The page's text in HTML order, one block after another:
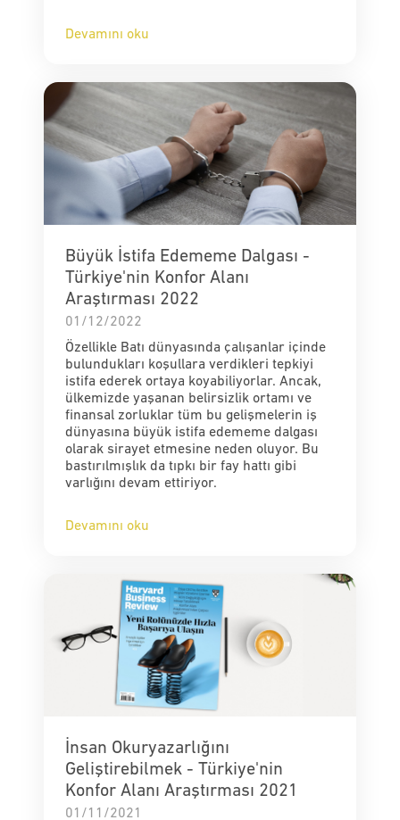
Devamını oku
Büyük İstifa Edememe Dalgası -
Türkiye'nin Konfor Alanı
Araştırması 2022
01/12/2022
Özellikle Batı dünyasında çalışanlar içinde
bulundukları koşullara verdikleri tepkiyi
istifa ederek ortaya koyabiliyorlar. Ancak,
ülkemizde yaşanan belirsizlik ortamı ve
finansal zorluklar tüm bu gelişmelerin iş
dünyasına büyük istifa edememe dalgası
olarak sirayet etmesine neden oluyor. Bu
bastırılmışlık da tıpkı bir fay hattı gibi
varlığını devam ettiriyor.
Devamını oku
İnsan Okuryazarlığını
Geliştirebilmek - Türkiye'nin
Konfor Alanı Araştırması 2021
01/11/2021